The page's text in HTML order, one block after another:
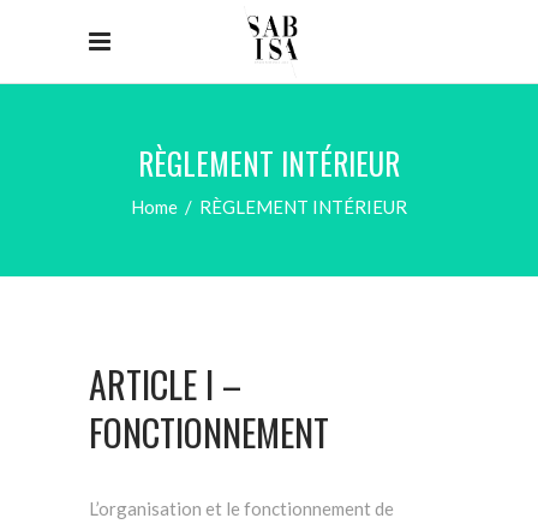
RÈGLEMENT INTÉRIEUR
Home / RÈGLEMENT INTÉRIEUR
ARTICLE I –
FONCTIONNEMENT
L’organisation et le fonctionnement de